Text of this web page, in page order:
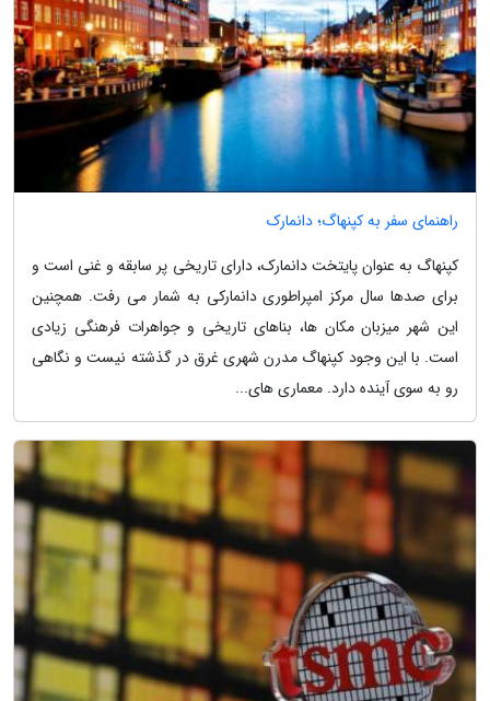
راهنمای سفر به کپنهاگ؛ دانمارک
کپنهاگ به عنوان پایتخت دانمارک، دارای تاریخی پر سابقه و غنی است و
برای صدها سال مرکز امپراطوری دانمارکی به شمار می رفت. همچنین
این شهر میزبان مکان ها، بناهای تاریخی و جواهرات فرهنگی زیادی
است. با این وجود کپنهاگ مدرن شهری غرق در گذشته نیست و نگاهی
رو به سوی آینده دارد. معماری های...